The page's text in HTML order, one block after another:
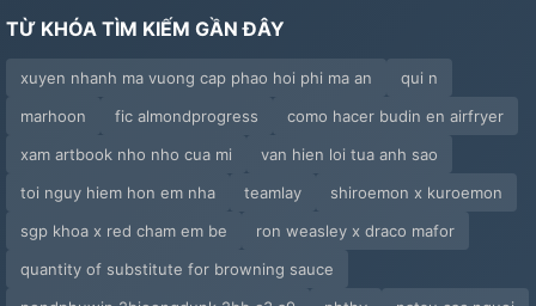
TỪ KHÓA TÌM KIẾM GẦN ĐÂY
xuyen nhanh ma vuong cap phao hoi phi ma an
qui n
marhoon
fic almondprogress
como hacer budin en airfryer
xam artbook nho nho cua mi
van hien loi tua anh sao
toi nguy hiem hon em nha
teamlay
shiroemon x kuroemon
sgp khoa x red cham em be
ron weasley x draco mafor
quantity of substitute for browning sauce